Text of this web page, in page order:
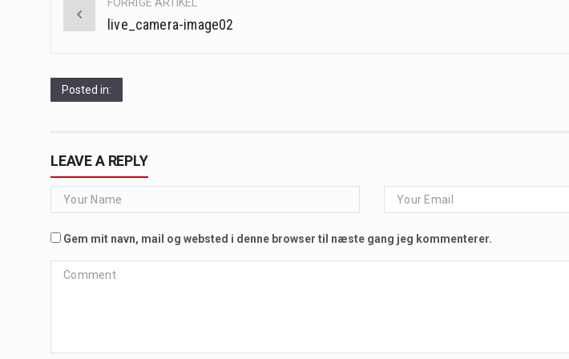
navigationlive_camera-image02
Posted in:
LEAVE A REPLY
Gem mit navn, mail og websted i denne browser til næste gang jeg kommenterer.